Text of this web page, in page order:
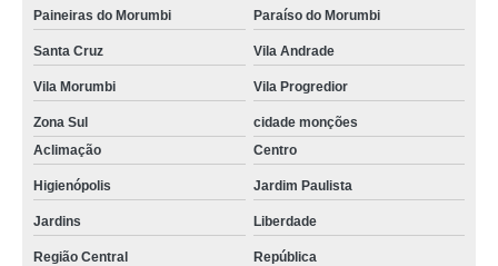
Paineiras do Morumbi Paraíso do Morumbi
Santa Cruz Vila Andrade
Vila Morumbi Vila Progredior
Zona Sul
cidade monções
Aclimação
Centro
Higienópolis Jardim Paulista
Jardins Liberdade
Região Central República